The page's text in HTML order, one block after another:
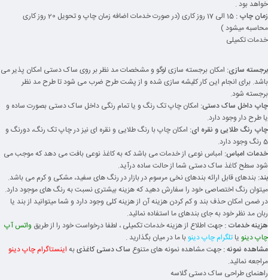
خواهد بود .
زمان چاپ :
15 الی 17 روز کاری (در صورت خدمات اضافه زمان چاپ و تحویل 20 روز کاری
محاسبه میشود )
خدمات تکمیلی
برجسته سازی: امکان برجسته سازی لوگو و مشخصات مد نظر بر روی ساک دستی امکان پذیر می
باشد. برای انجام این کار کلیشه سازی شده و از پشت طرح ضرب می شود تا طرح مد نظر
برجسته شود.
چاپ داخل ساک دستی: امکان چاپ تک رنگ و یا تمام رنگی داخل ساک دستی بصورت ساده و
یا طرح دار وجود دارد.
چاپ رنگ طلایی و نقره ای: امکان چاپ با رنگ طلایی و نقره ای نیز در چاپ تک رنگ، دورنگ و
5 رنگ وجود دارد.
خدمات امباس: امباس نوعی از خدمات می باشد که به کاغذ نوعی بافت می دهد که موجب می
شود سطح کاغذ ساک دستی شما از حالت ساده درآید.
بند: بندهای قابل ارائه بندهای نخی مرسوم در بازار در رنگ های سفید، مشکی و کرم می باشد.
میتوان رنگ اختصاصی خود را سفارش دهید که هزینه بیشتری نسبت به رنگ های موجود دارد.
در ضمن امکان حذف بند و کم کردن هزینه آن از هزینه کلی وجود دارد و شما میتوانید از بند یا
ربان مد نظر خود به جای بندهای ما استفاده نمائید.
هزینه خدمات : جهت اطلاع از هزینه خدمات تکمیلی ، لطفا درخواست خود را از طریق واتس آپ
چاپ دینو یا تلگرام چاپ دینو با ما در میان بگذارید .
مشاهده نمونه : جهت مشاهده نمونه های متنوع ساک دستی کاغذیبه اینستاگرام چاپ دینو
مراجعه نمائید.
راهنمای طراحی ساک دستی گلاسه